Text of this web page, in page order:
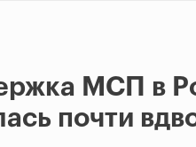
МСП в
почти